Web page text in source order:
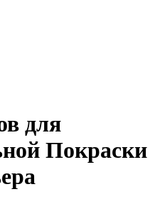
для
Покраски